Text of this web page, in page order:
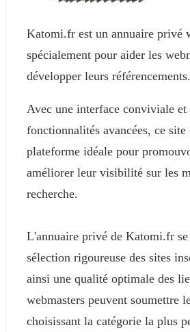
Katomi.fr est un annuaire privé
spécialement pour aider les
développer leurs référencements.
Avec une interface conviviale et
fonctionnalités avancées, ce
plateforme idéale pour
améliorer leur visibilité sur les
recherche.
L'annuaire privé de Katomi.fr
sélection rigoureuse des sites
ainsi une qualité optimale des
webmasters peuvent soumettre
choisissant la catégorie la plus